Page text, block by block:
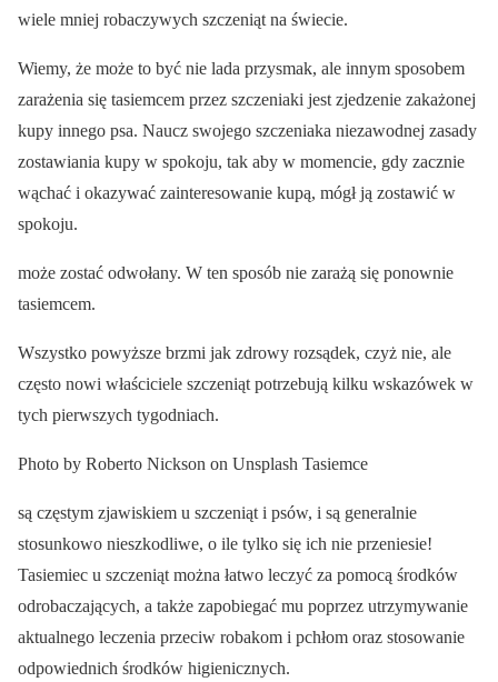
wiele mniej robaczywych szczeniąt na świecie.
Wiemy, że może to być nie lada przysmak, ale innym sposobem
zarażenia się tasiemcem przez szczeniaki jest zjedzenie zakażonej
kupy innego psa. Naucz swojego szczeniaka niezawodnej zasady
zostawiania kupy w spokoju, tak aby w momencie, gdy zacznie
wąchać i okazywać zainteresowanie kupą, mógł ją zostawić w
spokoju.
może zostać odwołany. W ten sposób nie zarażą się ponownie
tasiemcem.
Wszystko powyższe brzmi jak zdrowy rozsądek, czyż nie, ale
często nowi właściciele szczeniąt potrzebują kilku wskazówek w
tych pierwszych tygodniach.
Photo by Roberto Nickson on Unsplash Tasiemce
są częstym zjawiskiem u szczeniąt i psów, i są generalnie
stosunkowo nieszkodliwe, o ile tylko się ich nie przeniesie!
Tasiemiec u szczeniąt można łatwo leczyć za pomocą środków
odrobaczających, a także zapobiegać mu poprzez utrzymywanie
aktualnego leczenia przeciw robakom i pchłom oraz stosowanie
odpowiednich środków higienicznych.